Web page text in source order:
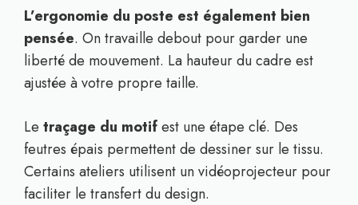
L’ergonomie du poste est également bien
pensée. On travaille debout pour garder une
liberté de mouvement. La hauteur du cadre est
ajustée à votre propre taille.
Le traçage du motifest une étape clé. Des
feutres épais permettent de dessiner sur le tissu.
Certains ateliers utilisent un vidéoprojecteur pour
faciliter le transfert du design.